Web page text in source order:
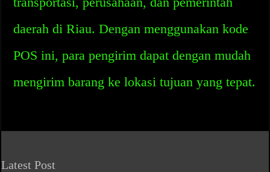
daerah di Riau. Dengan menggunakan kode
POS ini, para pengirim dapat dengan mudah
mengirim barang ke lokasi tujuan yang tepat.
Latest Post